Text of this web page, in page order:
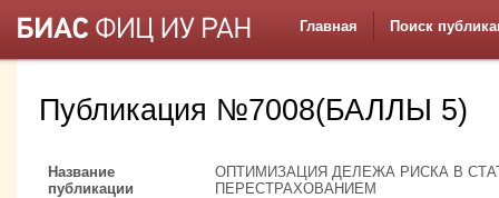
Главная Поиск
Публикация №7008(БАЛЛЫ 5)
Название
публикации
ОПТИМИЗАЦИЯ ДЕЛЕЖА РИСКА В
ПЕРЕСТРАХОВАНИЕМ